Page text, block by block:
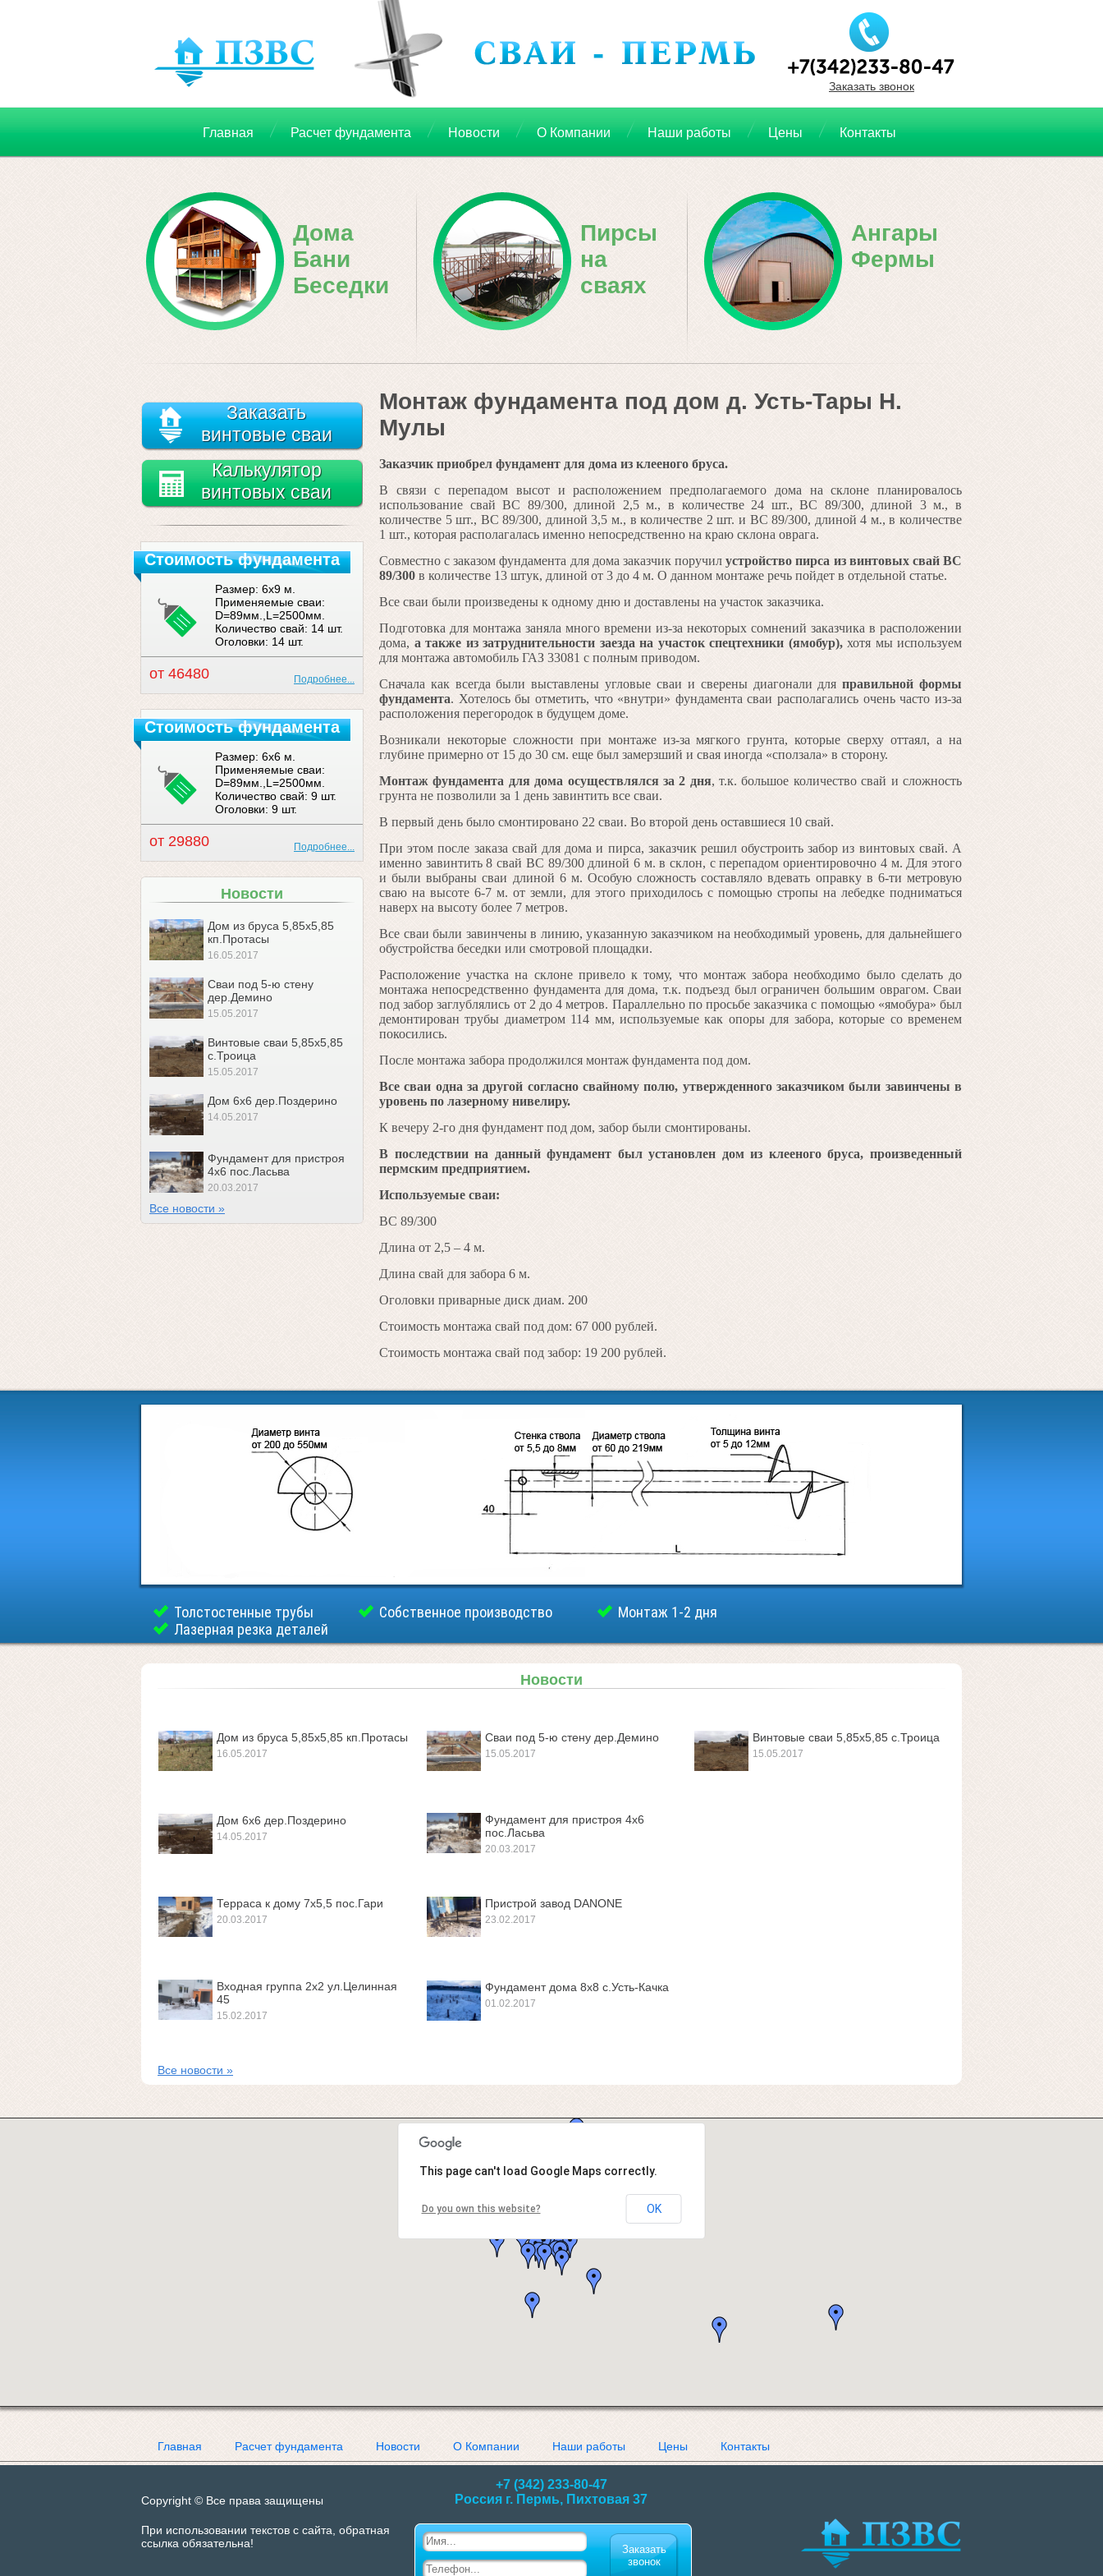
Заказать звонок
Главная Расчет фундамента Новости О Компании Наши работы Цены Контакты
Дома
Бани
Беседки
Пирсы
на
сваях
Ангары
Фермы
Заказать
винтовые сваи
Калькулятор
винтовых сваи
Стоимость фундамента
Размер: 6x9 м.
Применяемые сваи:
D=89мм.,L=2500мм.
Количество свай: 14 шт.
Оголовки: 14 шт.
от 46480 Подробнее...
Стоимость фундамента
Размер: 6x6 м.
Применяемые сваи:
D=89мм.,L=2500мм.
Количество свай: 9 шт.
Оголовки: 9 шт.
от 29880 Подробнее...
Новости
Дом из бруса 5,85х5,85
кп.Протасы
16.05.2017
Сваи под 5-ю стену
дер.Демино
15.05.2017
Винтовые сваи 5,85х5,85
с.Троица
15.05.2017
Дом 6х6 дер.Поздерино
14.05.2017
Фундамент для пристроя
4х6 пос.Ласьва
20.03.2017
Все новости »
Монтаж фундамента под дом д. Усть-Тары Н.
Мулы
Заказчик приобрел фундамент для дома из клееного бруса.
В связи с перепадом высот и расположением предполагаемого дома на склоне планировалось
использование свай ВС 89/300, длиной 2,5 м., в количестве 24 шт., ВС 89/300, длиной 3 м., в
количестве 5 шт., ВС 89/300, длиной 3,5 м., в количестве 2 шт. и ВС 89/300, длиной 4 м., в количестве
1 шт., которая располагалась именно непосредственно на краю склона оврага.
Совместно с заказом фундамента для дома заказчик поручилустройство пирса из винтовых свай ВС
89/300 в количестве 13 штук, длиной от 3 до 4 м. О данном монтаже речь пойдет в отдельной статье.
Все сваи были произведены к одному дню и доставлены на участок заказчика.
Подготовка для монтажа заняла много времени из-за некоторых сомнений заказчика в расположении
дома, а также из затруднительности заезда на участок спецтехники (ямобур),хотя мы используем
для монтажа автомобиль ГАЗ 33081 с полным приводом.
Сначала как всегда были выставлены угловые сваи и сверены диагонали дляправильной формы
фундамента. Хотелось бы отметить, что «внутри» фундамента сваи располагались очень часто из-за
расположения перегородок в будущем доме.
Возникали некоторые сложности при монтаже из-за мягкого грунта, которые сверху оттаял, а на
глубине примерно от 15 до 30 см. еще был замерзший и свая иногда «сползала» в сторону.
Монтаж фундамента для дома осуществлялся за 2 дня, т.к. большое количество свай и сложность
грунта не позволили за 1 день завинтить все сваи.
В первый день было смонтировано 22 сваи. Во второй день оставшиеся 10 свай.
При этом после заказа свай для дома и пирса, заказчик решил обустроить забор из винтовых свай. А
именно завинтить 8 свай ВС 89/300 длиной 6 м. в склон, с перепадом ориентировочно 4 м. Для этого
и были выбраны сваи длиной 6 м. Особую сложность составляло вдевать оправку в 6-ти метровую
сваю на высоте 6-7 м. от земли, для этого приходилось с помощью стропы на лебедке подниматься
наверх на высоту более 7 метров.
Все сваи были завинчены в линию, указанную заказчиком на необходимый уровень, для дальнейшего
обустройства беседки или смотровой площадки.
Расположение участка на склоне привело к тому, что монтаж забора необходимо было сделать до
монтажа непосредственно фундамента для дома, т.к. подъезд был ограничен большим оврагом. Сваи
под забор заглублялись от 2 до 4 метров. Параллельно по просьбе заказчика с помощью «ямобура» был
демонтирован трубы диаметром 114 мм, используемые как опоры для забора, которые со временем
покосились.
После монтажа забора продолжился монтаж фундамента под дом.
Все сваи одна за другой согласно свайному полю, утвержденного заказчиком были завинчены в
уровень по лазерному нивелиру.
К вечеру 2-го дня фундамент под дом, забор были смонтированы.
В последствии на данный фундамент был установлен дом из клееного бруса, произведенный
пермским предприятием.
Используемые сваи:
ВС 89/300
Длина от 2,5 – 4 м.
Длина свай для забора 6 м.
Оголовки приварные диск диам. 200
Стоимость монтажа свай под дом: 67 000 рублей.
Стоимость монтажа свай под забор: 19 200 рублей.
Толстостенные трубы Собственное производство
Монтаж 1-2 дня
Лазерная резка деталей
Новости
Дом из бруса 5,85х5,85 кп.Протасы
16.05.2017
Сваи под 5-ю стену дер.Демино
15.05.2017
Винтовые сваи 5,85х5,85 с.Троица
15.05.2017
Дом 6х6 дер.Поздерино
14.05.2017
Фундамент для пристроя 4х6
пос.Ласьва
20.03.2017
Терраса к дому 7х5,5 пос.Гари
20.03.2017
Пристрой завод DANONE
23.02.2017
Входная группа 2х2 ул.Целинная
45
15.02.2017
Фундамент дома 8х8 с.Усть-Качка
01.02.2017
Все новости »
This page can't load Google Maps correctly.
Do you own this website? OK
Главная Расчет фундамента Новости О Компании Наши работы Цены Контакты
Copyright © Все права защищены
При использовании текстов с сайта, обратная
ссылка обязательна!
+7 (342) 233-80-47
Россия г. Пермь, Пихтовая 37
Заказать
звонок